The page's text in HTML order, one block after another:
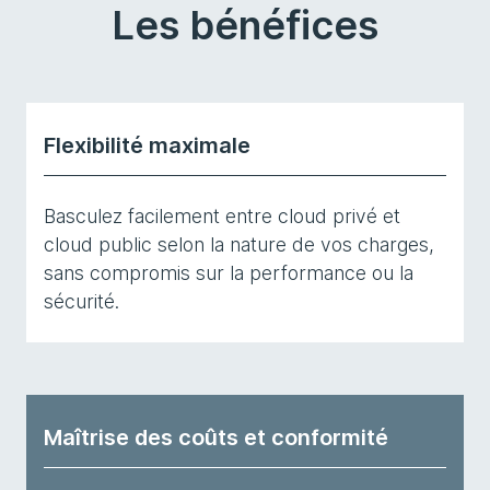
Les bénéfices
Flexibilité maximale
Basculez facilement entre cloud privé et
cloud public selon la nature de vos charges,
sans compromis sur la performance ou la
sécurité.
Maîtrise des coûts et conformité